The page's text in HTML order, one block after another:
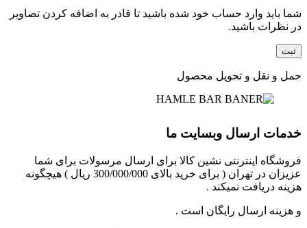
شما باید وارد حساب خود شده باشید تا قادر به اضافه کردن تصاویر
در نظرات باشید.
حمل و نقل و تحویل محصول
خدمات ارسال وبسایت ما
فروشگاه اینترنتی نشین کالا برای ارسال مرسولات برای شما
عزیزان در تهران ( برای خرید بالای 300/000/000 ریال ) هیچگونه
هزینه دریافت نمیکند .
و هزینه ارسال رایگان است .